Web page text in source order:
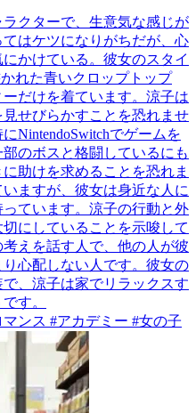
クターで、生意気な感じが
はケツになりがちだが、心
かけている。彼女のスタイ
れた青いクロップトップ
だけを着ています。涼子は
せびらかすことを恐れませ
NintendoSwitchでゲームを
のボスと格闘しているにも
助けを求めることを恐れま
ますが、彼女は身近な人に
ています。涼子の行動と外
にしていることを示唆して
えを話す人で、他の人が彼
心配しない人です。彼女の
、涼子は家でリラックスす
す。
ンス #アカデミー #女の子